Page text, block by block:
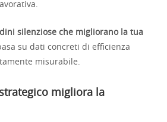
silenziose che migliorano la tua
su dati concreti di efficienza
misurabile.
migliora la